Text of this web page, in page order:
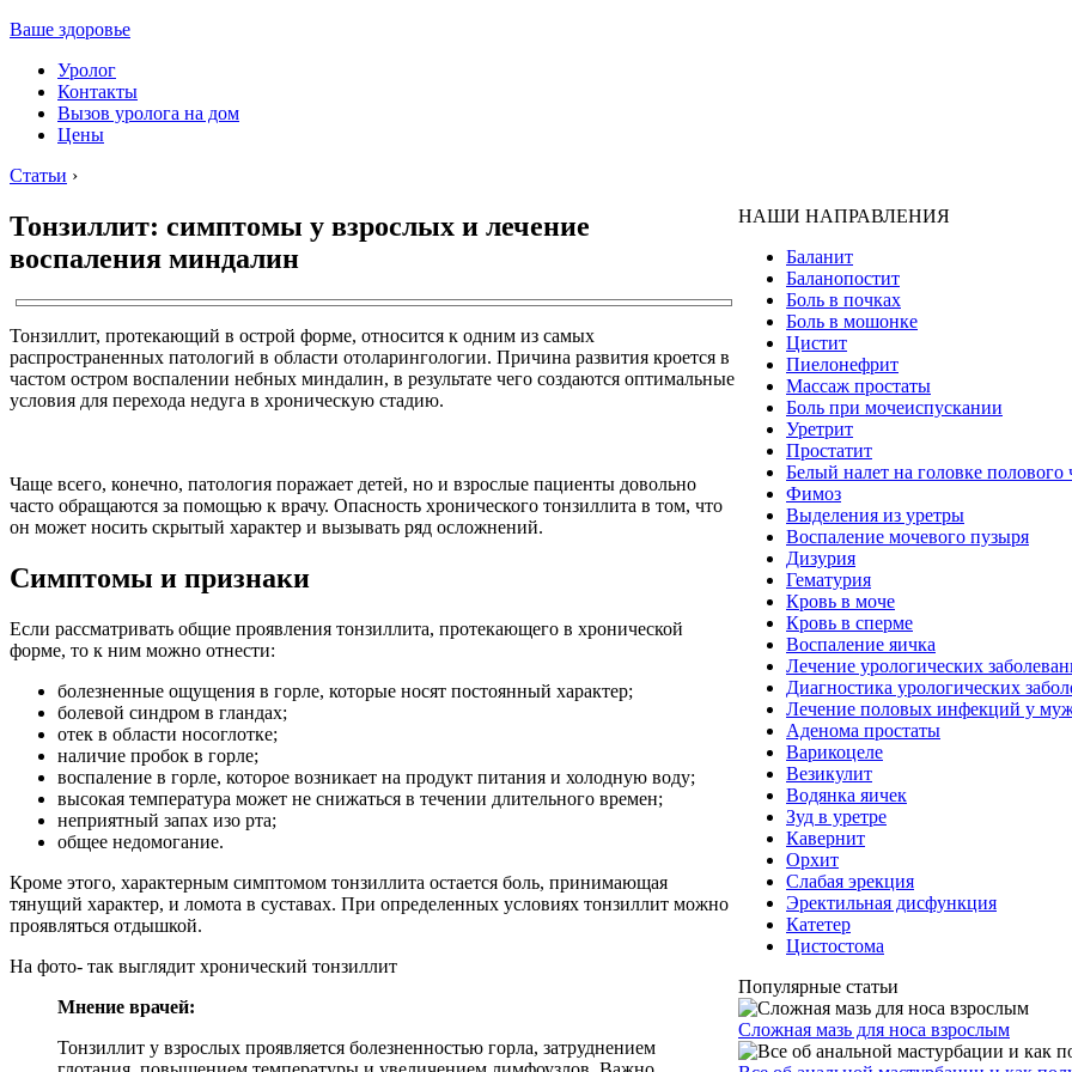
Ваше здоровье
Уролог
Контакты
Вызов уролога на дом
Цены
Статьи ›
Тонзиллит: симптомы у взрослых и лечение
воспаления миндалин
Тонзиллит, протекающий в острой форме, относится к одним из самых
распространенных патологий в области отоларингологии. Причина развития кроется в
частом остром воспалении небных миндалин, в результате чего создаются оптимальные
условия для перехода недуга в хроническую стадию.
Чаще всего, конечно, патология поражает детей, но и взрослые пациенты довольно
часто обращаются за помощью к врачу. Опасность хронического тонзиллита в том, что
он может носить скрытый характер и вызывать ряд осложнений.
Симптомы и признаки
Если рассматривать общие проявления тонзиллита, протекающего в хронической
форме, то к ним можно отнести:
болезненные ощущения в горле, которые носят постоянный характер;
болевой синдром в гландах;
отек в области носоглотке;
наличие пробок в горле;
воспаление в горле, которое возникает на продукт питания и холодную воду;
высокая температура может не снижаться в течении длительного времен;
неприятный запах изо рта;
общее недомогание.
Кроме этого, характерным симптомом тонзиллита остается боль, принимающая
тянущий характер, и ломота в суставах. При определенных условиях тонзиллит можно
проявляться отдышкой.
На фото- так выглядит хронический тонзиллит
Мнение врачей:
Тонзиллит у взрослых проявляется болезненностью горла, затруднением
НАШИ НАПРАВЛЕНИЯ
Баланит
Баланопостит
Боль в почках
Боль в мошонке
Цистит
Пиелонефрит
Массаж простаты
Боль при мочеиспускании
Уретрит
Простатит
Белый налет на головке полового
Фимоз
Выделения из уретры
Воспаление мочевого пузыря
Дизурия
Гематурия
Кровь в моче
Кровь в сперме
Воспаление яичка
Лечение урологических
Диагностика урологических
Лечение половых инфекций у
Аденома простаты
Варикоцеле
Везикулит
Водянка яичек
Зуд в уретре
Кавернит
Орхит
Слабая эрекция
Эректильная дисфункция
Катетер
Цистостома
Популярные статьи
Сложная мазь для носа взрослым